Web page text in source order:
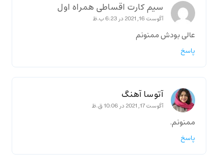
سیم کارت اقساطی همراه اول
آگوست 16, 2021 در 6:23 ب.ظ
عالی بودش ممنونم
پاسخ
آتوسا آهنگ
آگوست 17, 2021 در 10:06 ق.ظ
ممنونم.
پاسخ